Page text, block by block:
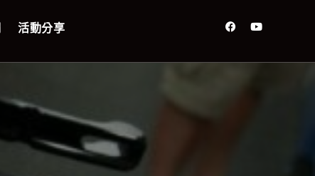
活動分享